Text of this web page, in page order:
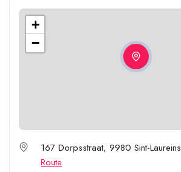
+
−
167 Dorpsstraat, 9980 Sint-Laureins
Route